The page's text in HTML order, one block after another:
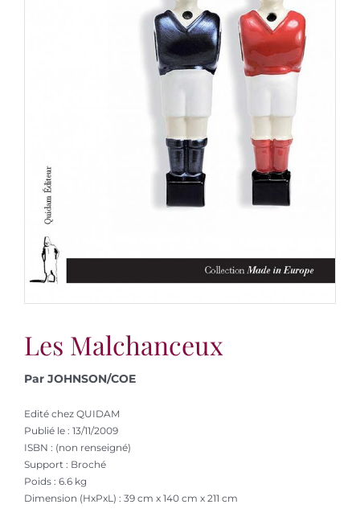
Les Malchanceux
Par JOHNSON/COE
Edité chez QUIDAM
Publié le : 13/11/2009
ISBN : (non renseigné)
Support : Broché
Poids : 6.6 kg
Dimension (HxPxL) : 39 cm x 140 cm x 211 cm